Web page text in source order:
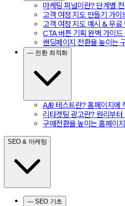
마케팅 퍼널이란? 단계별
고객 여정 지도 만들기 가
고객 여정 지도 예시 & 무료
CTA 버튼 기획 완벽 가이드
랜딩페이지 전환율 높이는
— 전환 최적화
A/B 테스트란? 홈페이지에
리타겟팅 광고란? 원리부터
구매전환율 높이는 홈페이
SEO & 마케팅
— SEO 기초